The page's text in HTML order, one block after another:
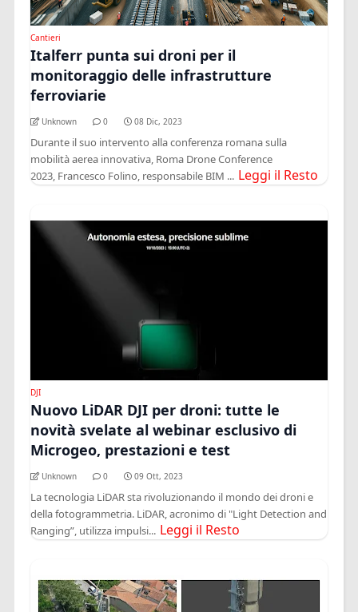
Cantieri
Italferr punta sui droni per il
monitoraggio delle infrastrutture
ferroviarie
Unknown 0 08 Dic, 2023
Durante il suo intervento alla conferenza romana sulla
mobilità aerea innovativa, Roma Drone Conference
2023, Francesco Folino, responsabile BIM ... Leggi il Resto
DJI
Nuovo LiDAR DJI per droni: tutte le
novità svelate al webinar esclusivo di
Microgeo, prestazioni e test
Unknown 0 09 Ott, 2023
La tecnologia LiDAR sta rivoluzionando il mondo dei droni e
della fotogrammetria. LiDAR, acronimo di "Light Detection and
Ranging”, utilizza impulsi... Leggi il Resto